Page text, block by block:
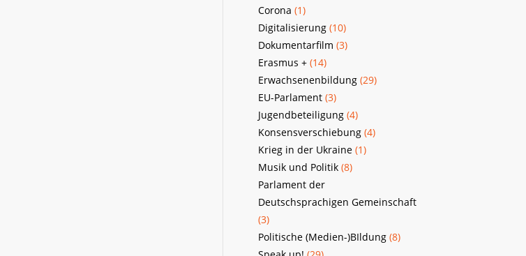
Corona (1)
Digitalisierung(10)
Dokumentarfilm (3)
Erasmus +(14)
Erwachsenenbildung(29)
EU-Parlament(3)
Jugendbeteiligung(4)
Konsensverschiebung(4)
Krieg in der Ukraine(1)
Musik und Politik(8)
Parlament der
Deutschsprachigen Gemeinschaft
(3)
Politische (Medien-)BIldung(8)